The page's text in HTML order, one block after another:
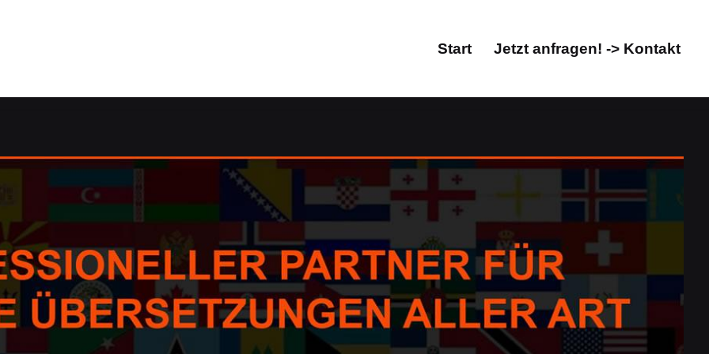
Start Jetzt anfragen! -> Kontakt
✓Korrektorat/Lektorat, dolmetschen, Übersetzungsagentur, Übersetzungsbüro. Jetzt
↗️Guul Prime als auch ✓Korrektorat/Lektorat, dolmetschen, Übersetzungsagentur, Übersetzungsbüro. Bestellen
✓Korrektorat/Lektorat als auch ✓Übersetzungsbüro für Edingen-Neckarhausen bei Guul Prime. Ihr
Sie weiter ✉.